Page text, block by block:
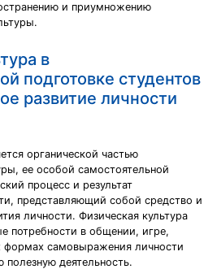
и приумножению
в
подготовке студентов
развитие личности
органической частью
ее особой самостоятельной
процесс и результат
представляющий собой средство и
личности. Физическая культура
потребности в общении, игре,
формах самовыражения личности
полезную деятельность.